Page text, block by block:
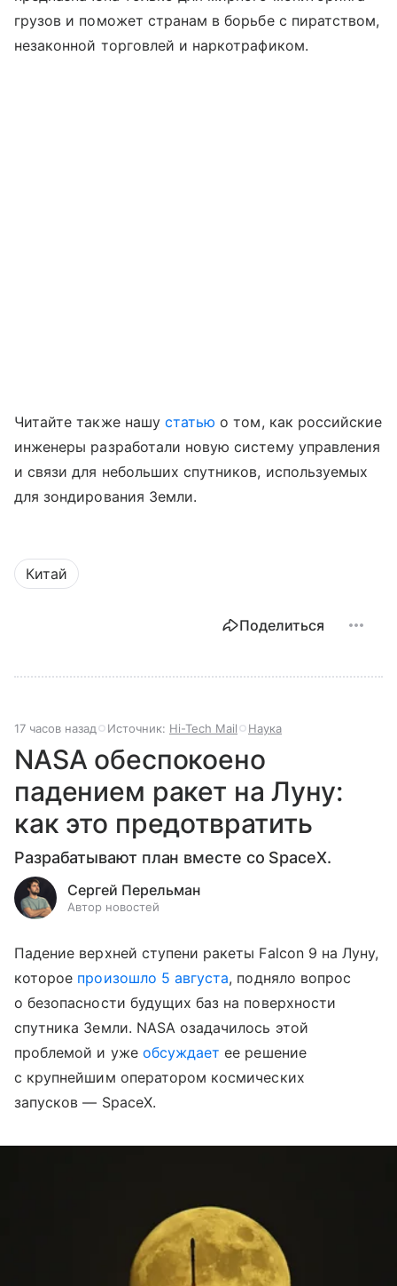
грузов и поможет странам в борьбе с пиратством,
незаконной торговлей и наркотрафиком.
Читайте также нашу статью о том, как российские
инженеры разработали новую систему управления
и связи для небольших спутников, используемых
для зондирования Земли.
Китай
Поделиться
17 часов назад Источник: Hi-Tech Mail Наука
NASA обеспокоено
падением ракет на Луну:
как это предотвратить
Разрабатывают план вместе со SpaceX.
Сергей Перельман
Автор новостей
Падение верхней ступени ракеты Falcon 9 на Луну,
которое произошло 5 августа, подняло вопрос
о безопасности будущих баз на поверхности
спутника Земли. NASA озадачилось этой
проблемой и уже обсуждает ее решение
с крупнейшим оператором космических
запусков — SpaceX.